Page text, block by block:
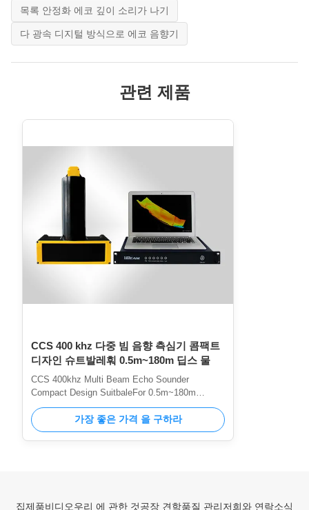
목록 안정화 에코 깊이 소리가 나기
다 광속 디지털 방식으로 에코 음향기
관련 제품
CCS 400 khz 다중 빔 음향 측심기 콤팩트
디자인 슈트발레훠 0.5m~180m 딥스 물
CCS 400khz Multi Beam Echo Sounder
Compact Design SuitbaleFor 0.5m~180m
Deepth Water Features Miniaturization of
products Easy to install, suitable for installation
of small vessels High beam density Equiangular
가장 좋은 가격 을 구하라
집제품비디오우리 에 관한 것공장 견학품질 관리저희와 연락소식